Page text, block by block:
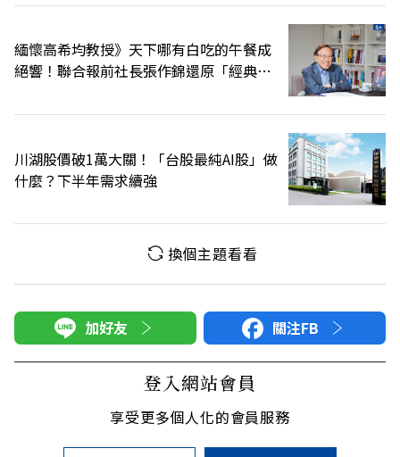
緬懷高希均教授》天下哪有白吃的午餐成
絕響！聯合報前社長張作錦還原「經典名
川湖股價破1萬大關！「台股最純AI股」做
什麼？下半年需求續強
換個主題看看
加好友 關注FB
登入網站會員
享受更多個人化的會員服務